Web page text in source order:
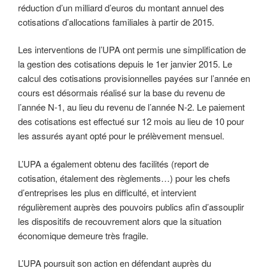
réduction d’un milliard d’euros du montant annuel des
cotisations d’allocations familiales à partir de 2015.
Les interventions de l’UPA ont permis une simplification de
la gestion des cotisations depuis le 1er janvier 2015. Le
calcul des cotisations provisionnelles payées sur l’année en
cours est désormais réalisé sur la base du revenu de
l’année N-1, au lieu du revenu de l’année N-2. Le paiement
des cotisations est effectué sur 12 mois au lieu de 10 pour
les assurés ayant opté pour le prélèvement mensuel.
L’UPA a également obtenu des facilités (report de
cotisation, étalement des règlements…) pour les chefs
d’entreprises les plus en difficulté, et intervient
régulièrement auprès des pouvoirs publics afin d’assouplir
les dispositifs de recouvrement alors que la situation
économique demeure très fragile.
L’UPA poursuit son action en défendant auprès du